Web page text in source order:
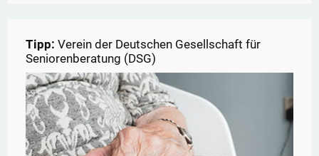
Tipp: Verein der Deutschen Gesellschaft für
Seniorenberatung (DSG)